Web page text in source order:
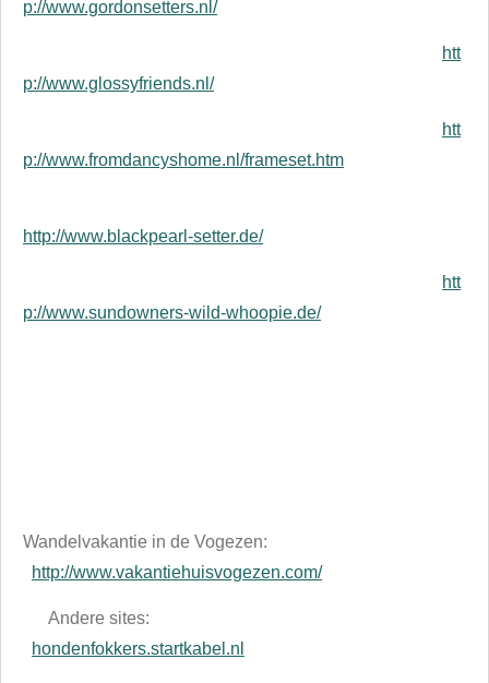
p://www.gordonsetters.nl/
htt
p://www.glossyfriends.nl/
htt
p://www.fromdancyshome.nl/frameset.htm
http://www.blackpearl-setter.de/
htt
p://www.sundowners-wild-whoopie.de/
Wandelvakantie in de Vogezen:
http://www.vakantiehuisvogezen.com/
Andere sites:
hondenfokkers.startkabel.nl